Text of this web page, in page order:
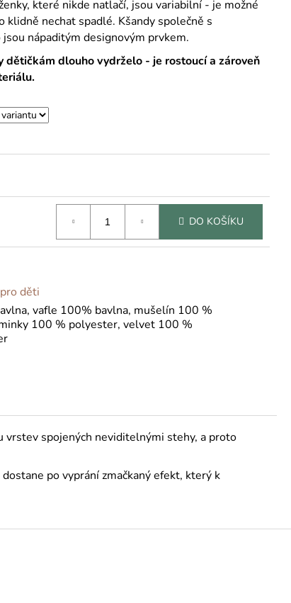
které nikde natlačí, jsou variabilní - je možné
klidně nechat spadlé. Kšandy společně s
nápaditým designovým prvkem.
dětičkám dlouho vydrželo - je rostoucí a zároveň
DO KOŠÍKU
děti
vafle 100% bavlna, mušelín 100 %
100 % polyester, velvet 100 %
vrstev spojených neviditelnými stehy, a proto
po vyprání zmačkaný efekt, který k